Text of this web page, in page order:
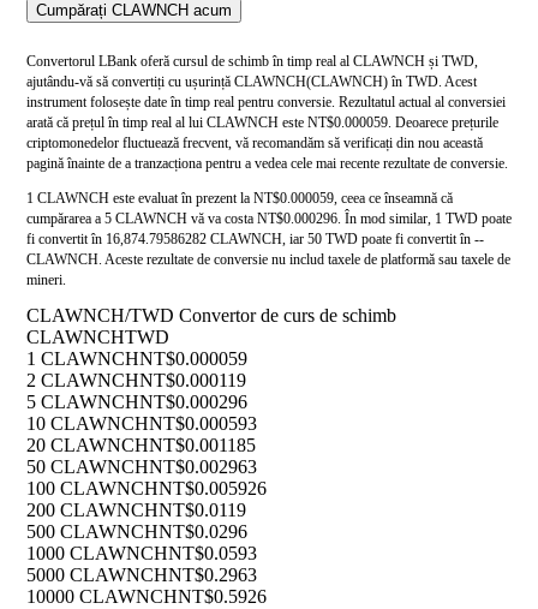
Cumpărați CLAWNCH acum
Convertorul LBank oferă cursul de schimb în timp real al CLAWNCH și TWD,
ajutându-vă să convertiți cu ușurință CLAWNCH(CLAWNCH) în TWD. Acest
instrument folosește date în timp real pentru conversie. Rezultatul actual al conversiei
arată că prețul în timp real al lui CLAWNCH este NT$0.000059. Deoarece prețurile
criptomonedelor fluctuează frecvent, vă recomandăm să verificați din nou această
pagină înainte de a tranzacționa pentru a vedea cele mai recente rezultate de conversie.
1 CLAWNCH este evaluat în prezent la NT$0.000059, ceea ce înseamnă că
cumpărarea a 5 CLAWNCH vă va costa NT$0.000296. În mod similar, 1 TWD poate
fi convertit în 16,874.79586282 CLAWNCH, iar 50 TWD poate fi convertit în --
CLAWNCH. Aceste rezultate de conversie nu includ taxele de platformă sau taxele de
mineri.
CLAWNCH/TWD Convertor de curs de schimb
CLAWNCHTWD
1 CLAWNCHNT$0.000059
2 CLAWNCHNT$0.000119
5 CLAWNCHNT$0.000296
10 CLAWNCHNT$0.000593
20 CLAWNCHNT$0.001185
50 CLAWNCHNT$0.002963
100 CLAWNCHNT$0.005926
200 CLAWNCHNT$0.0119
500 CLAWNCHNT$0.0296
1000 CLAWNCHNT$0.0593
5000 CLAWNCHNT$0.2963
10000 CLAWNCHNT$0.5926